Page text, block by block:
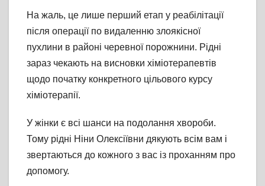
На жаль, це лише перший етап у реабілітації
після операції по видаленню злоякісної
пухлини в районі черевної порожнини. Рідні
зараз чекають на висновки хіміотерапевтів
щодо початку конкретного цільового курсу
хіміотерапії.
У жінки є всі шанси на подолання хвороби.
Тому рідні Ніни Олексіївни дякують всім вам і
звертаються до кожного з вас із проханням про
допомогу.